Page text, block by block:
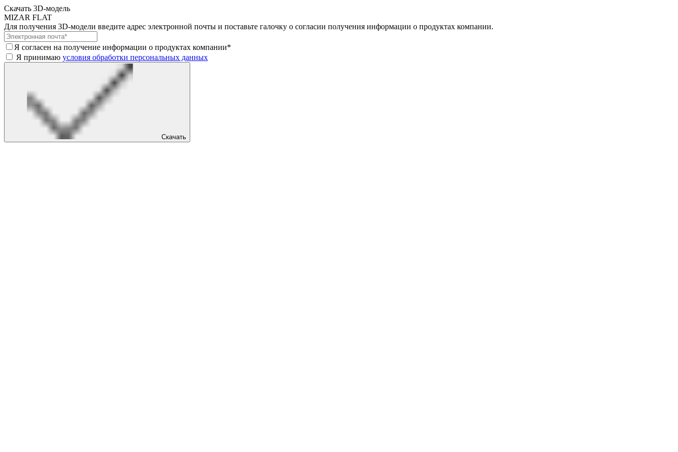
Скачать 3D-модель
MIZAR FLAT
Для получения 3D-модели введите адрес электронной почты и поставьте галочку о согласии получения информации о продуктах компании.
Я cогласен на получение информации о продуктах компании*
Я принимаю условия обработки персональных данных
Скачать